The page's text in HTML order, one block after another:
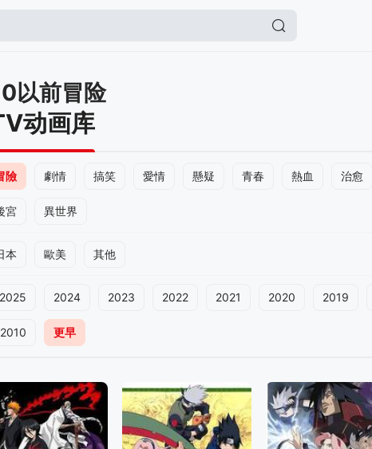
以前冒险
动画库
險 劇情 搞笑 愛情 懸疑 青春 熱血 治愈
宮 異世界
本 歐美 其他
2025 2024 2023 2022 2021 2020 2019
2010 更早